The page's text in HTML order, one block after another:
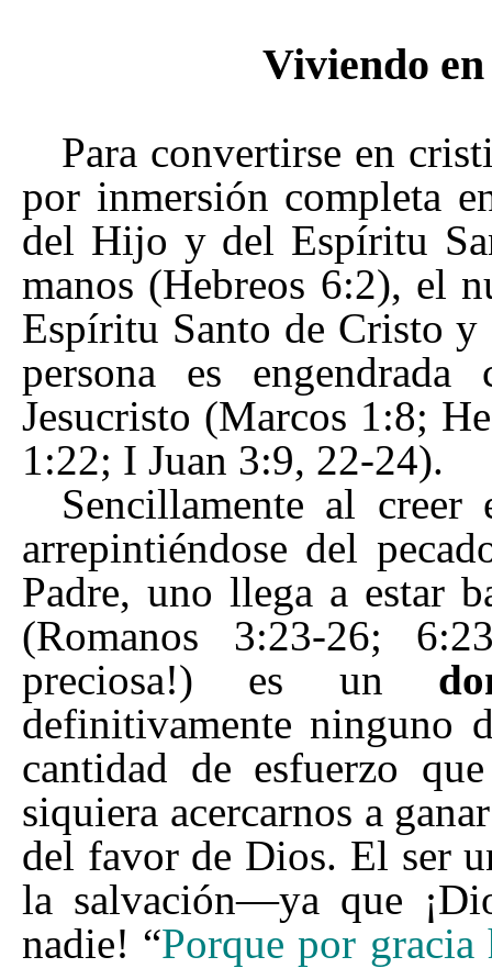
Viviendo
Para convertirse en
por inmersión completa
del Hijo y del Espíritu
manos (Hebreos 6:2), el
Espíritu Santo de Cristo
persona es
Jesucristo (Marcos 1:8;
1:22; I Juan 3:9, 22-24).
Sencillamente al
arrepintiéndose del
Padre, uno llega a estar
(Romanos 3:23-26;
preciosa!) es un
definitivamente ninguno
cantidad de esfuerzo
siquiera acercarnos a
del favor de Dios. El ser
la salvación—ya que
nadie! “Porque por